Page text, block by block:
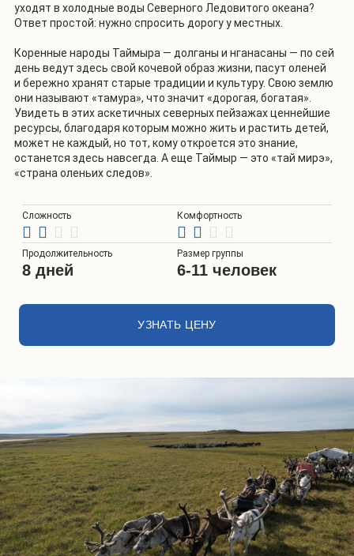
уходят в холодные воды Северного Ледовитого океана?
Ответ простой: нужно спросить дорогу у местных.
Коренные народы Таймыра — долганы и нганасаны — по сей
день ведут здесь свой кочевой образ жизни, пасут оленей
и бережно хранят старые традиции и культуру. Свою землю
они называют «тамура», что значит «дорогая, богатая».
Увидеть в этих аскетичных северных пейзажах ценнейшие
ресурсы, благодаря которым можно жить и растить детей,
может не каждый, но тот, кому откроется это знание,
останется здесь навсегда. А еще Таймыр — это «тай мирэ»,
«страна оленьих следов».
Сложность Комфортность
Продолжительность
8 дней
Размер группы
6-11 человек
УЗНАТЬ ЦЕНУ